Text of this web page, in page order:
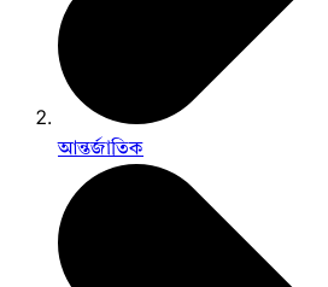
আন্তর্জাতিক